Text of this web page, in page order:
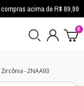
acima de R$ 89,99
- 2NAA93